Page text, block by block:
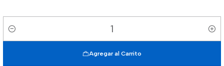
Cantidad
Agregar al Carrito